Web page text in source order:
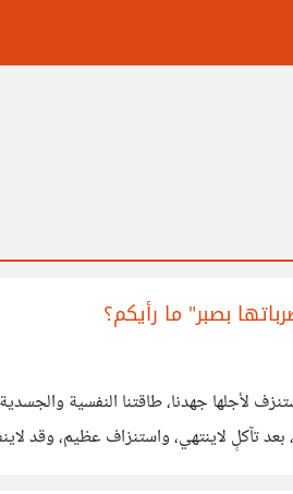
بصبر" ما رأيكم؟
جهدنا، طاقتنا النفسية
تآكلٍ لاينتهي، واستنزاف عظيم، وقد